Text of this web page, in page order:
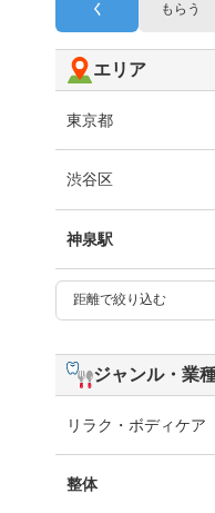
く
もらう
エリア
東京都
渋谷区
神泉駅
ジャンル・業
リラク・ボディケア
整体